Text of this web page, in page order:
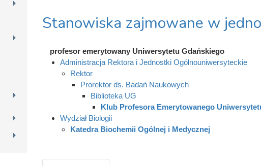
Stanowiska zajmowane w
profesor emerytowany Uniwersytetu Gdańskiego
Administracja Rektora i Jednostki Ogólnouniwersyteckie
Rektor
Prorektor ds. Badań Naukowych
Biblioteka UG
Klub Profesora Emerytowanego
Wydział Biologii
Katedra Biochemii Ogólnej i Medycznej